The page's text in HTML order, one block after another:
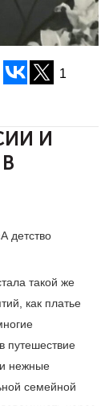
1
И
детство
такой же
как платье
путешествие
нежные
семейной